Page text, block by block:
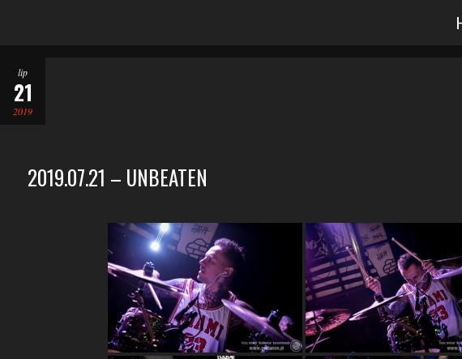
lip
21
2019
2019.07.21 – UNBEATEN